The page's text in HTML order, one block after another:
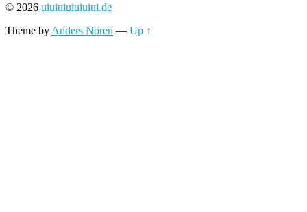
© 2026 uiuiuiuiuiuiui.de
Theme by Anders Noren — Up ↑